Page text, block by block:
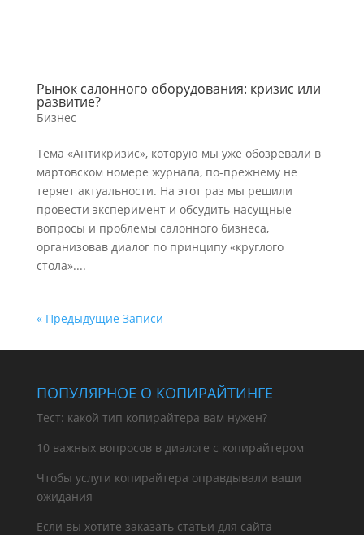
Рынок салонного оборудования: кризис или
развитие?
Бизнес
Тема «Антикризис», которую мы уже обозревали в
мартовском номере журнала, по-прежнему не
теряет актуальности. На этот раз мы решили
провести эксперимент и обсудить насущные
вопросы и проблемы салонного бизнеса,
организовав диалог по принципу «круглого
стола»....
« Предыдущие Записи
ПОПУЛЯРНОЕ О КОПИРАЙТИНГЕ
Тест: какой тип копирайтера вам нужен?
10 важных вопросов в диалоге с копирайтером
Чтобы услуги копирайтера оправдывали ваши
ожидания
Если вы хотите заказать статьи для сайта